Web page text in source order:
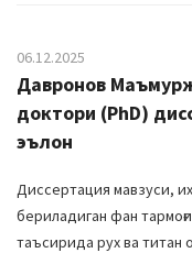
06.12.2025
Давронов
доктори (PhD)
эълон
Диссертация мавзуси,
бериладиган фан
таъсирида рух ва титан